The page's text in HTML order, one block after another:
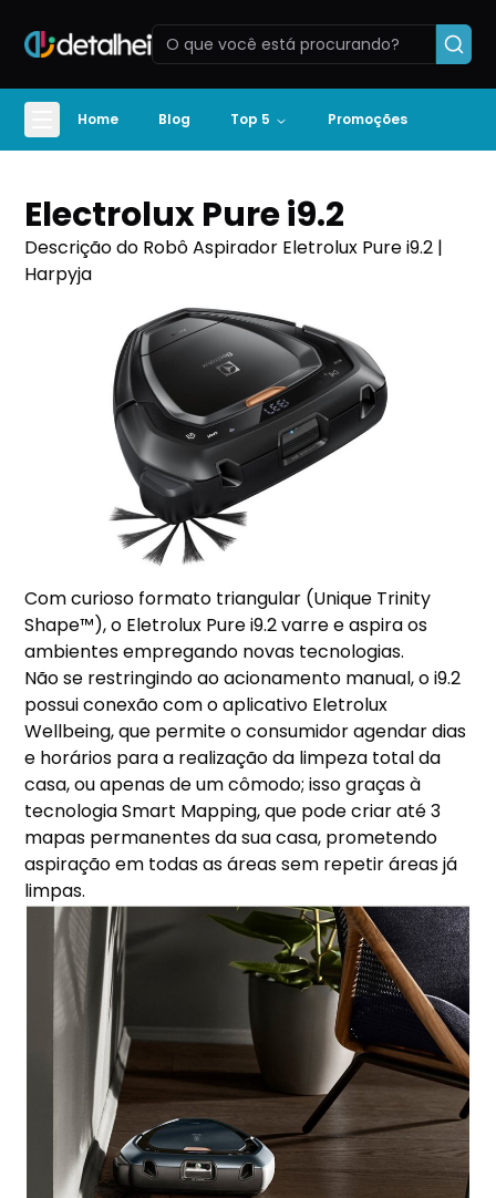
Home Blog Top 5 Promoções
Electrolux Pure i9.2
Descrição do Robô Aspirador Eletrolux Pure i9.2 |
Harpyja
Com curioso formato triangular (Unique Trinity
Shape™), o Eletrolux Pure i9.2 varre e aspira os
ambientes empregando novas tecnologias.
Não se restringindo ao acionamento manual, o i9.2
possui conexão com o aplicativo Eletrolux
Wellbeing, que permite o consumidor agendar dias
e horários para a realização da limpeza total da
casa, ou apenas de um cômodo; isso graças à
tecnologia Smart Mapping, que pode criar até 3
mapas permanentes da sua casa, prometendo
aspiração em todas as áreas sem repetir áreas já
limpas.